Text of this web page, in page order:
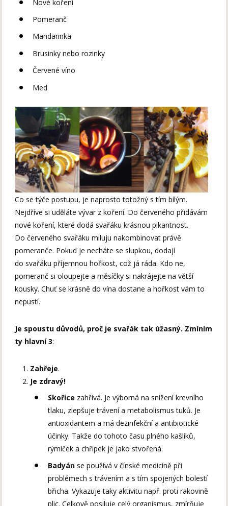
Nové koření
Pomeranč
Mandarinka
Brusinky nebo rozinky
Červené víno
Med
Co se týče postupu, je naprosto totožný s tím bílým.
Nejdříve si uděláte vývar z koření. Do červeného přidávám
nové koření, které dodá svařáku krásnou pikantnost.
Do červeného svařáku miluju nakombinovat právě
pomeranče. Pokud je necháte se slupkou, dodají
do svařáku příjemnou hořkost, což já ráda. Kdo ne,
pomeranč si oloupejte a měsíčky si nakrájejte na větší
kousky. Chuť se krásně do vína dostane a hořkost vám to
nepustí.
Je spoustu důvodů, proč je svařák tak úžasný. Zmíním
ty hlavní 3:
Zahřeje.
Je zdravý!
Skořice zahřívá. Je výborná na snížení krevního
tlaku, zlepšuje trávení a metabolismus tuků. Je
antioxidantem a má dezinfekční a antibiotické
účinky. Takže do tohoto času plného kašlíků,
rýmiček a chřipek je jako stvořená.
Badyán se používá v čínské medicíně při
problémech s trávením a s tím spojených bolestí
břicha. Vykazuje taky aktivitu např. proti rakovině
plic. Celkově posiluje celý organismus, zmírňuje